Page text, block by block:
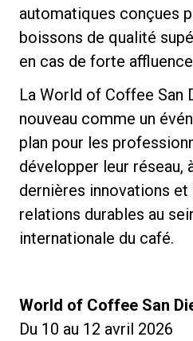
automatiques conçues
boissons de qualité
en cas de forte
La World of Coffee San
nouveau comme un
plan pour les
développer leur réseau,
dernières innovations et
relations durables au
internationale du café.
World of Coffee San
Du 10 au 12 avril 2026